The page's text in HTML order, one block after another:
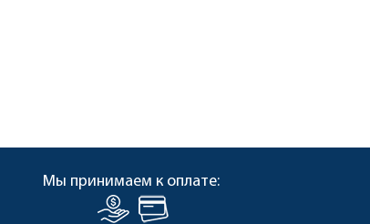
Мы принимаем к оплате: